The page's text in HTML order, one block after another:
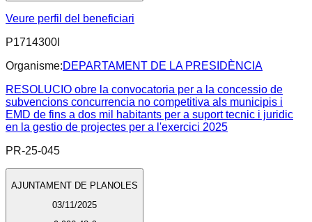
Veure perfil del beneficiari
P1714300I
Organisme:DEPARTAMENT DE LA PRESIDÈNCIA
RESOLUCIO obre la convocatoria per a la concessio de
subvencions concurrencia no competitiva als municipis i
EMD de fins a dos mil habitants per a suport tecnic i juridic
en la gestio de projectes per a l'exercici 2025
PR-25-045
AJUNTAMENT DE PLANOLES
03/11/2025